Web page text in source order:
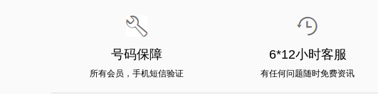
号码保障
所有会员，手机短信验证
6*12小时客服
有任何问题随时免费资讯